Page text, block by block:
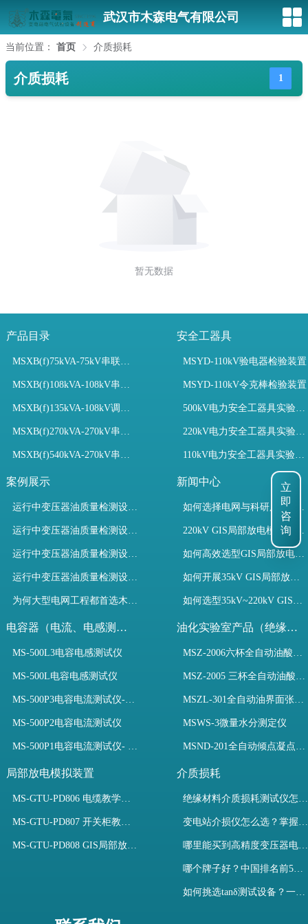
武汉市木森电气有限公司
当前位置： 首页 介质损耗
介质损耗 1
暂无数据
产品目录
MSXB(f)75kVA-75kV串联谐振装置
MSXB(f)108kVA-108kV串联谐振试验装置
MSXB(f)135kVA-108kV调频串联谐振试验装置
MSXB(f)270kVA-270kV串联谐振
MSXB(f)540kVA-270kV串联谐振试验装置
安全工器具
MSYD-110kV验电器检验装置
MSYD-110kV令克棒检验装置
500kV电力安全工器具实验室配置
220kV电力安全工器具实验室配置
110kV电力安全工器具实验室配置
案例展示
运行中变压器油质量检测设备有哪些优势？
运行中变压器油质量检测设备如何维护？
运行中变压器油质量检测设备包括哪些？
运行中变压器油质量检测设备如何选型？
为何大型电网工程都首选木森电气成套电力测试设备？
新闻中心
如何选择电网与科研用GIS局部放电模拟装置？
220kV GIS局部放电模拟装置试验如何开展？
如何高效选型GIS局部放电模拟装置？
如何开展35kV GIS局部放电模拟装置检测试验与选型
如何选型35kV~220kV GIS局部放电模拟装置？
电容器（电流、电感测试）
MS-500L3电容电感测试仪
MS-500L电容电感测试仪
MS-500P3电容电流测试仪-3PT、两种4PT、1PT连接方式
MS-500P2电容电流测试仪
MS-500P1电容电流测试仪- 支持3PT、4PT、1PT
油化实验室产品（绝缘油）
MSZ-2006六杯全自动油酸值测定仪
MSZ-2005 三杯全自动油酸值测定仪
MSZL-301全自动油界面张力仪
MSWS-3微量水分测定仪
MSND-201全自动倾点凝点测试仪
局部放电模拟装置
MS-GTU-PD806 电缆教学用局部放电模拟装置
MS-GTU-PD807 开关柜教学用局部放电模拟装置
MS-GTU-PD808 GIS局部放电模拟系统
介质损耗
绝缘材料介质损耗测试仪怎么选？看木森电气B端定制如何升级测试效率
变电站介损仪怎么选？掌握采购要点-木森电气
哪里能买到高精度变压器电容量及介损测试仪？快速解决选型难题
哪个牌子好？中国排名前5介质损耗测试仪选型对比快速解决测量难题
如何挑选tanδ测试设备？一文掌握高压介质损耗测试仪采购核心
立
即
咨
询